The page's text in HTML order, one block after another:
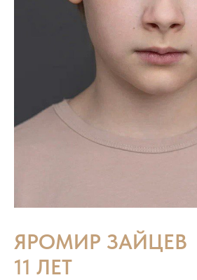
ЯРОМИР ЗАЙЦЕВ
11 ЛЕТ